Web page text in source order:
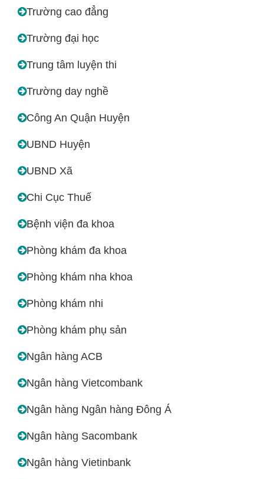
Trường cao đẳng
Trường đại học
Trung tâm luyện thi
Trường day nghề
Công An Quận Huyện
UBND Huyện
UBND Xã
Chi Cục Thuế
Bệnh viện đa khoa
Phòng khám đa khoa
Phòng khám nha khoa
Phòng khám nhi
Phòng khám phụ sản
Ngân hàng ACB
Ngân hàng Vietcombank
Ngân hàng Ngân hàng Đông Á
Ngân hàng Sacombank
Ngân hàng Vietinbank